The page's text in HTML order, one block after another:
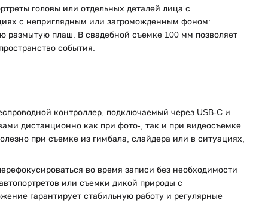
головы или отдельных деталей лица с
с неприглядным или загроможденным фоном:
размытую плаш. В свадебной съемке 100 мм позволяет
события.
контроллер, подключаемый через USB-C и
дистанционно как при фото-, так и при видеосъемке
при съемке из гимбала, слайдера или в ситуациях,
во время записи без необходимости
или съемки дикой природы с
гарантирует стабильную работу и регулярные